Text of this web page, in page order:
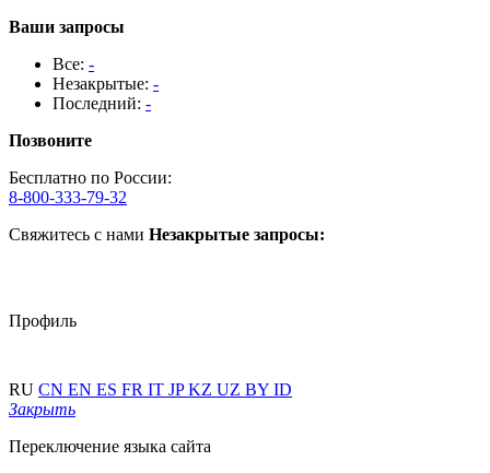
Ваши запросы
Все: -
Незакрытые: -
Последний: -
Позвоните
Бесплатно по России:
8-800-333-79-32
Свяжитесь с нами Незакрытые запросы:
Профиль
RU CN EN ES FR IT JPKZ UZ BY ID
Закрыть
Переключение языка сайта